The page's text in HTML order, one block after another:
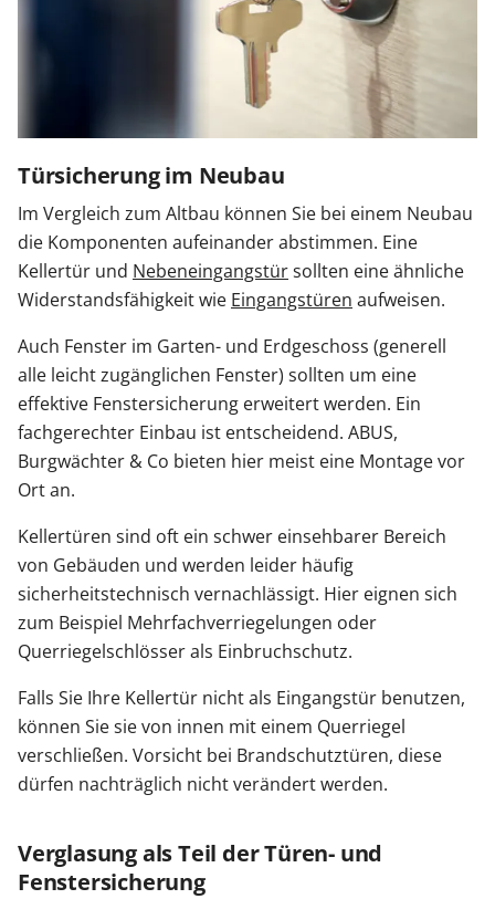
Türsicherung im Neubau
Im Vergleich zum Altbau können Sie bei einem Neubau
die Komponenten aufeinander abstimmen. Eine
Kellertür und Nebeneingangstürsollten eine ähnliche
Widerstandsfähigkeit wie Eingangstüren aufweisen.
Auch Fenster im Garten- und Erdgeschoss (generell
alle leicht zugänglichen Fenster) sollten um eine
effektive Fenstersicherung erweitert werden. Ein
fachgerechter Einbau ist entscheidend. ABUS,
Burgwächter & Co bieten hier meist eine Montage vor
Ort an.
Kellertüren sind oft ein schwer einsehbarer Bereich
von Gebäuden und werden leider häufig
sicherheitstechnisch vernachlässigt. Hier eignen sich
zum Beispiel Mehrfachverriegelungen oder
Querriegelschlösser als Einbruchschutz.
Falls Sie Ihre Kellertür nicht als Eingangstür benutzen,
können Sie sie von innen mit einem Querriegel
verschließen. Vorsicht bei Brandschutztüren, diese
dürfen nachträglich nicht verändert werden.
Verglasung als Teil der Türen- und
Fenstersicherung